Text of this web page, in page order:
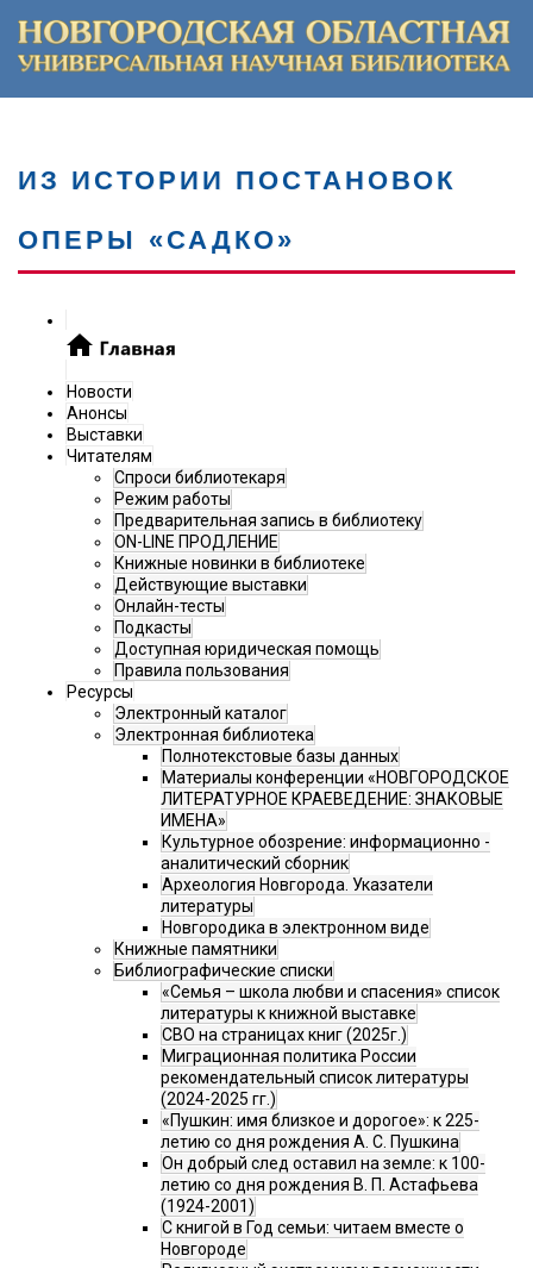
ИЗ ИСТОРИИ ПОСТАНОВОК
ОПЕРЫ «САДКО»
Новости
Анонсы
Выставки
Читателям
Спроси библиотекаря
Режим работы
Предварительная запись в библиотеку
ON-LINE ПРОДЛЕНИЕ
Книжные новинки в библиотеке
Действующие выставки
Онлайн-тесты
Подкасты
Доступная юридическая помощь
Правила пользования
Ресурсы
Электронный каталог
Электронная библиотека
Полнотекстовые базы данных
Материалы конференции «НОВГОРОДСКОЕ
ЛИТЕРАТУРНОЕ КРАЕВЕДЕНИЕ: ЗНАКОВЫЕ
ИМЕНА»
Культурное обозрение: информационно -
аналитический сборник
Археология Новгорода. Указатели
литературы
Новгородика в электронном виде
Книжные памятники
Библиографические списки
«Семья – школа любви и спасения» список
литературы к книжной выставке
СВО на страницах книг (2025г.)
Миграционная политика России
рекомендательный список литературы
(2024-2025 гг.)
«Пушкин: имя близкое и дорогое»: к 225-
летию со дня рождения А. С. Пушкина
Он добрый след оставил на земле: к 100-
летию со дня рождения В. П. Астафьева
(1924-2001)
С книгой в Год семьи: читаем вместе о
Новгороде